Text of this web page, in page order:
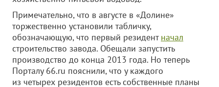
Примечательно, что в августе в «Долине»
торжественно установили табличку,
обозначающую, что первый резидентначал
строительство завода. Обещали запустить
производство до конца 2013 года. Но теперь
Порталу 66.ru пояснили, что у каждого
из четырех резидентов есть собственные планы